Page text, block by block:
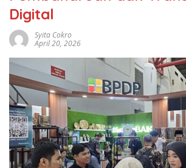
Digital
Syita Cokro
April 20, 2026